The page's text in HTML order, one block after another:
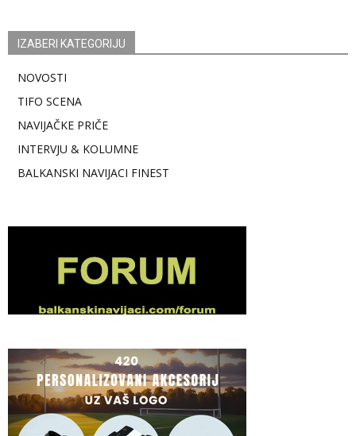
IZABERI KATEGORIJU
NOVOSTI
TIFO SCENA
NAVIJAČKE PRIČE
INTERVJU & KOLUMNE
BALKANSKI NAVIJACI FINEST